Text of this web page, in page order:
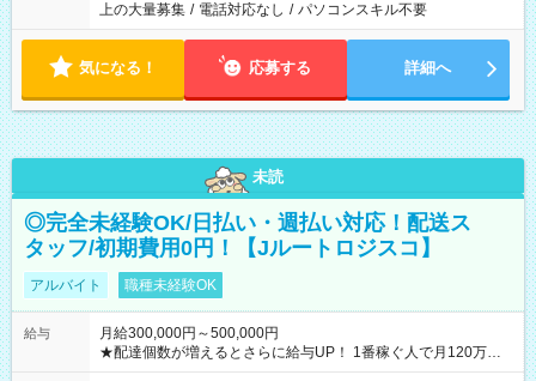
上の大量募集 / 電話対応なし / パソコンスキル不要
気になる！ 応募する 詳細へ
未読
◎完全未経験OK/日払い・週払い対応！配送ス
タッフ/初期費用0円！【Jルートロジスコ】
アルバイト 職種未経験OK
給与
月給300,000円～500,000円
★配達個数が増えるとさらに給与UP！ 1番稼ぐ人で月120万ほ
ど！ ・主要都市エリア 月収55万円／週5日稼働 月収65万~112